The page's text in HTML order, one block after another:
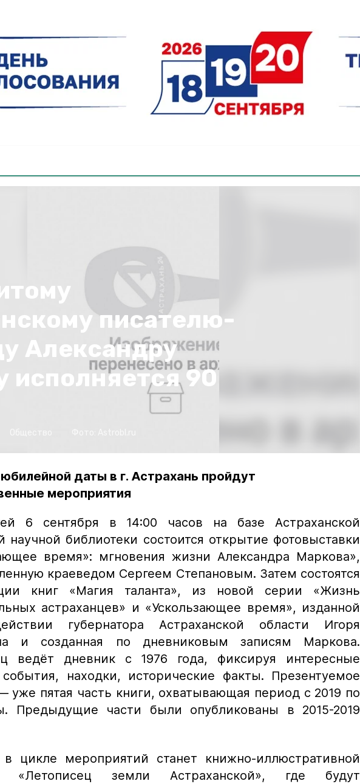
писателю-
Александру
исполняется 90
даты в г. Астрахань пройдут
мероприятия
6 сентября в 14:00 часов на базе Астраханской
научной библиотеки состоится открытие фотовыставки
время»: мгновения жизни Александра Маркова»,
краеведом Сергеем Степановым. Затем состоятся
книг «Магия таланта», из новой серии «Жизнь
астраханцев» и «Ускользающее время», изданной
губернатора Астраханской области Игоря
и созданная по дневниковым записям Маркова.
ведёт дневник с 1976 года, фиксируя интересные
находки, исторические факты. Презентуемое
уже пятая часть книги, охватывающая период с 2019 по
Предыдущие части были опубликованы в 2015-2019
цикле мероприятий станет книжно-иллюстративной
«Летописец земли Астраханской», где будут